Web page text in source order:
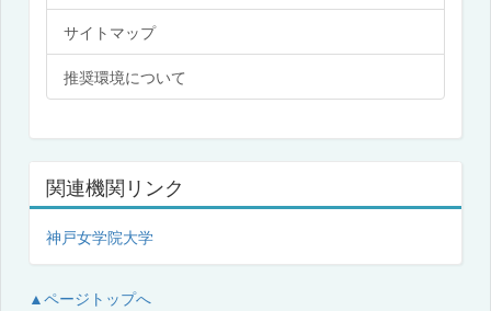
サイトマップ
推奨環境について
関連機関リンク
神戸女学院大学
▲ページトップへ